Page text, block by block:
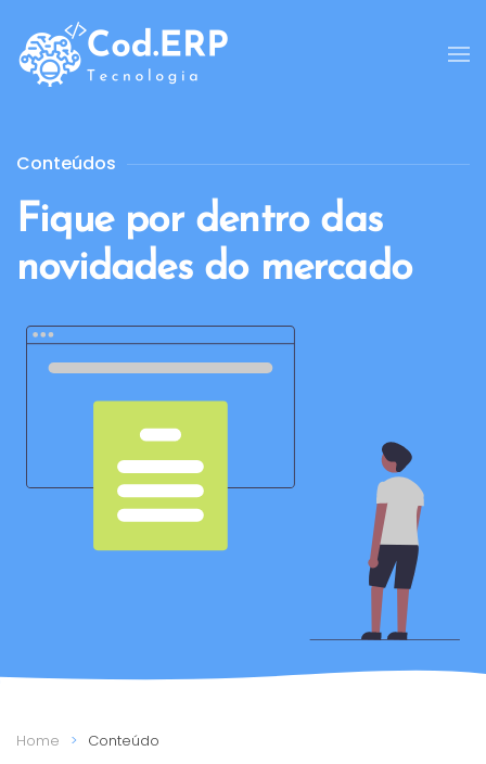
Skip to main content
Conteúdos
Fique por dentro das
novidades do mercado
Home Conteúdo